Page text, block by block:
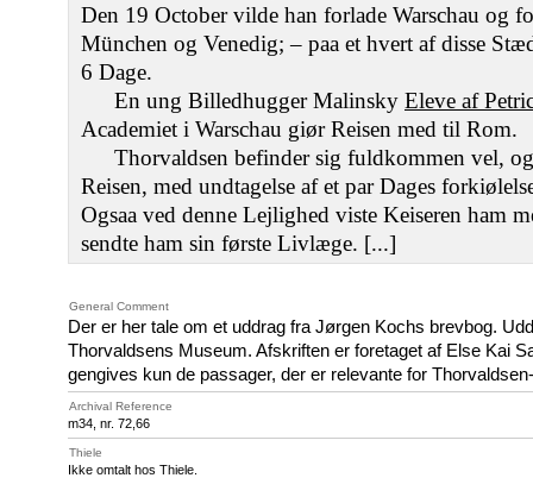
Den 19 October vilde han forlade Warschau og
München og Venedig; – paa et hvert af disse
6 Dage.
En ung Billedhugger Malinsky Eleve af
Academiet i Warschau giør Reisen med til Rom.
Thorvaldsen befinder sig fuldkommen vel,
Reisen, med undtagelse af et par Dages
Ogsaa ved denne Lejlighed viste Keiseren ham
sendte ham sin første Livlæge. [...]
General Comment
Der er her tale om et uddrag fra Jørgen Kochs brevbog.
Thorvaldsens Museum. Afskriften er foretaget af Else Kai
gengives kun de passager, der er relevante for
Archival Reference
m34, nr. 72,66
Thiele
Ikke omtalt hos Thiele.